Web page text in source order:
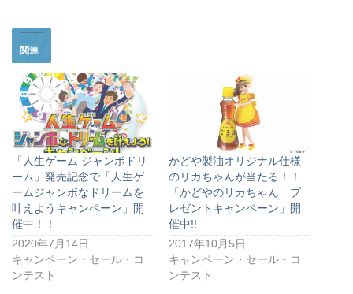
関連
「人生ゲーム ジャンボドリ
ーム」発売記念で「人生ゲ
ームジャンボなドリームを
叶えようキャンペーン」開
催中！！
2020年7月14日
キャンペーン・セール・コ
ンテスト
かどや製油オリジナル仕様
のリカちゃんが当たる！！
「かどやのリカちゃん プ
レゼントキャンペーン」開
催中!!
2017年10月5日
キャンペーン・セール・コ
ンテスト